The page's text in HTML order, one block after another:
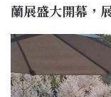
蘭展盛大開幕，